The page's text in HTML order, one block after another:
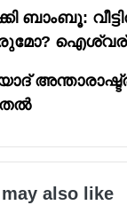
ബാംബൂ:
also like